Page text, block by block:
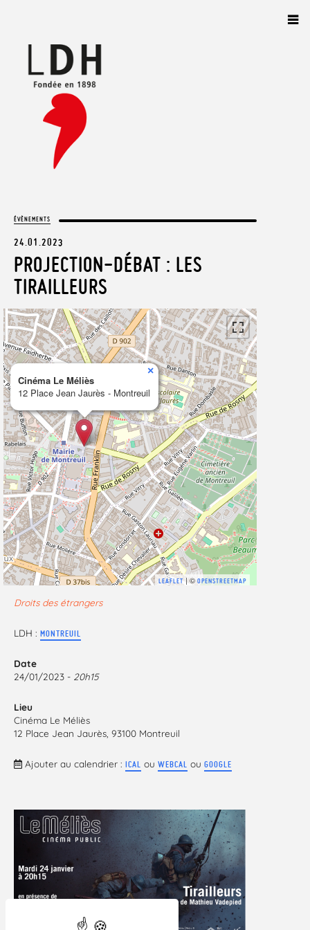
ÉVÈNEMENTS
24.01.2023
PROJECTION-DÉBAT : LES
TIRAILLEURS
Cinéma Le Méliès
12 Place Jean Jaurès - Montreuil
×
LEAFLET| ©OPENSTREETMAP
Droits des étrangers
LDH : MONTREUIL
Date
24/01/2023 - 20h15
Lieu
Cinéma Le Méliès
12 Place Jean Jaurès, 93100 Montreuil
Ajouter au calendrier : ICAL ou WEBCAL ou GOOGLE